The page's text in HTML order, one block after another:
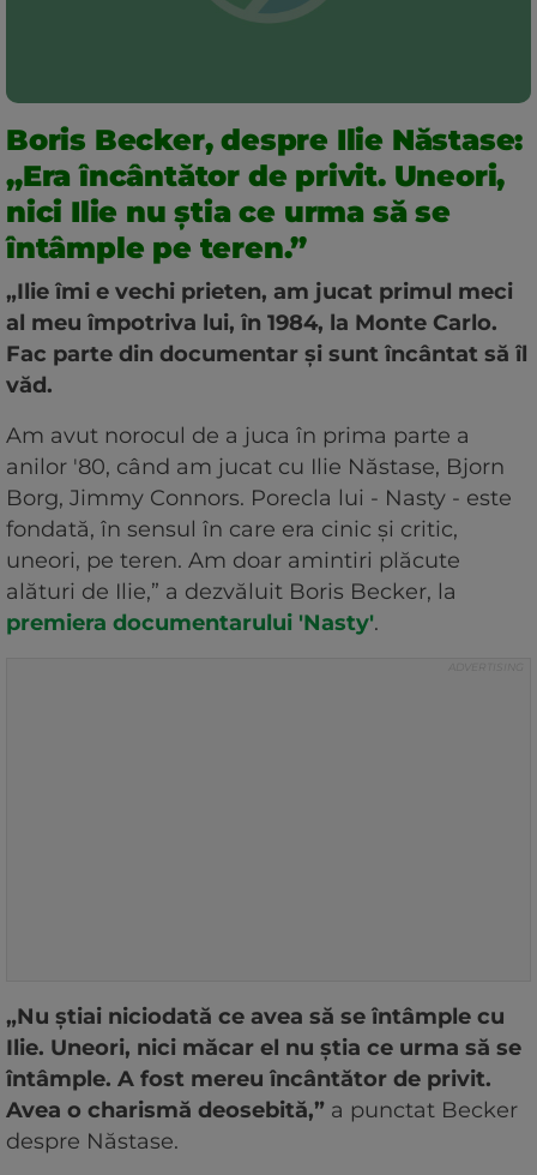
Boris Becker, despre Ilie Năstase:
„Era încântător de privit. Uneori,
nici Ilie nu știa ce urma să se
întâmple pe teren.”
„Ilie îmi e vechi prieten, am jucat primul meci
al meu împotriva lui, în 1984, la Monte Carlo.
Fac parte din documentar și sunt încântat să îl
văd.
Am avut norocul de a juca în prima parte a
anilor '80, când am jucat cu Ilie Năstase, Bjorn
Borg, Jimmy Connors. Porecla lui - Nasty - este
fondată, în sensul în care era cinic și critic,
uneori, pe teren. Am doar amintiri plăcute
alături de Ilie,” a dezvăluit Boris Becker, la
premiera documentarului 'Nasty'.
„Nu știai niciodată ce avea să se întâmple cu
Ilie. Uneori, nici măcar el nu știa ce urma să se
întâmple. A fost mereu încântător de privit.
Avea o charismă deosebită,” a punctat Becker
despre Năstase.